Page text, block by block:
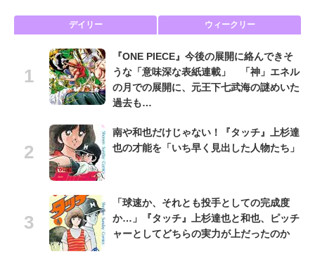
デイリー ウィークリー
『ONE PIECE』今後の展開に絡んできそ
うな「意味深な表紙連載」 「神」エネル
の月での展開に、元王下七武海の謎めいた
過去も…
南や和也だけじゃない！『タッチ』上杉達
也の才能を「いち早く見出した人物たち」
「球速か、それとも投手としての完成度
か…」『タッチ』上杉達也と和也、ピッチ
ャーとしてどちらの実力が上だったのか